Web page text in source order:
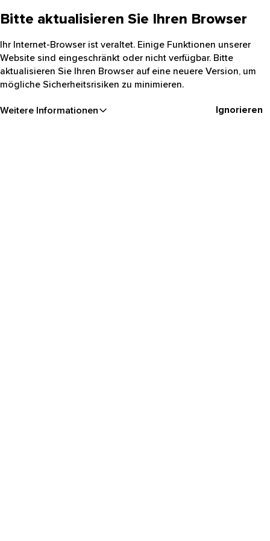
Bitte aktualisieren Sie Ihren Browser
Ihr Internet-Browser ist veraltet. Einige Funktionen unserer
Website sind eingeschränkt oder nicht verfügbar. Bitte
aktualisieren Sie Ihren Browser auf eine neuere Version, um
mögliche Sicherheitsrisiken zu minimieren.
Weitere Informationen Ignorieren